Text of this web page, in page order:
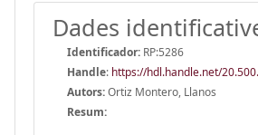
Dades
Identificador: RP:5286
Handle: https://hdl.handle.net/
Autors:Ortiz Montero, Llanos
Resum: